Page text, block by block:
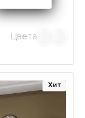
Цвета
Хит